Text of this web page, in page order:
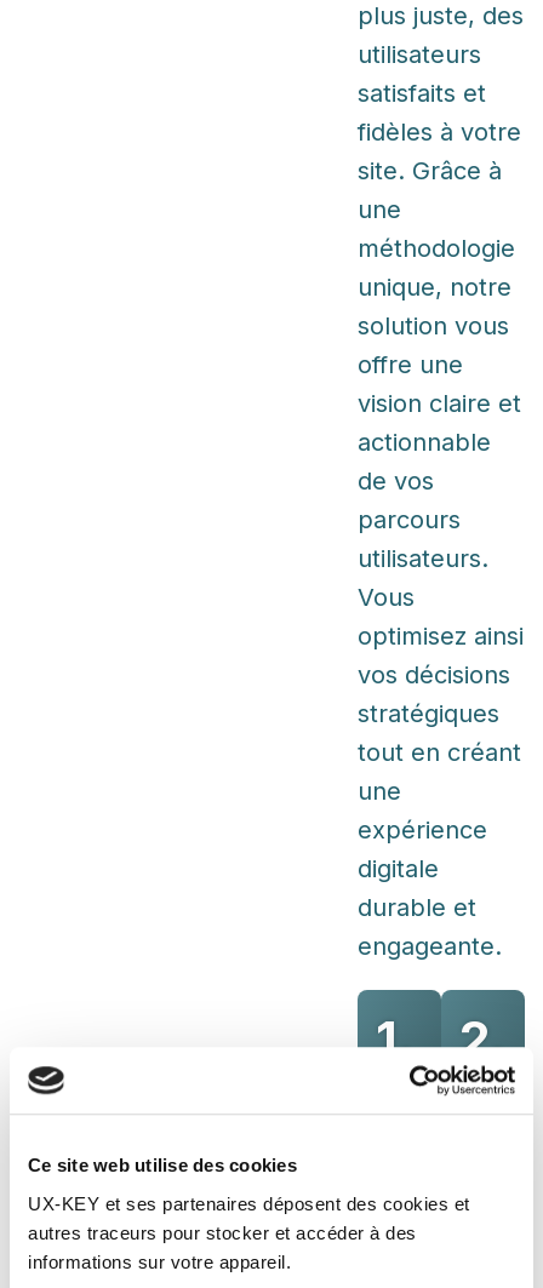
Ce site web utilise des cookies
UX-KEY et ses partenaires déposent des cookies et
autres traceurs pour stocker et accéder à des
informations sur votre appareil.
plus juste, des
utilisateurs
satisfaits et
fidèles à votre
site. Grâce à
une
méthodologie
unique, notre
solution vous
offre une
vision claire et
actionnable
de vos
parcours
utilisateurs.
Vous
optimisez ainsi
vos décisions
stratégiques
tout en créant
une
expérience
digitale
durable et
engageante.
1.
Notre
base sur
des
2.
Les
que